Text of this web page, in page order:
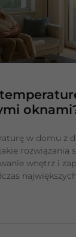
w domu z
rozwiązania
wnętrz i